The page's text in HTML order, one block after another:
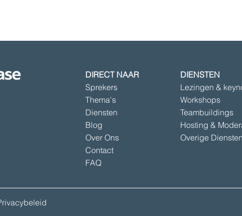
DIRECT NAAR
Sprekers
Thema's
Diensten
Blog
Over Ons
Contact
FAQ
DIENSTEN
Lezingen &
Workshops
Teambuildings
Hosting &
Overige